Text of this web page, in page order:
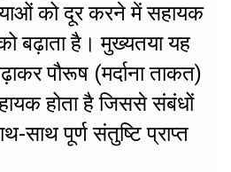
को दूर करने में सहायक
बढ़ाता है। मुख्यतया यह
पौरूष (मर्दाना ताकत)
होता है जिससे संबंधों
साथ पूर्ण संतुष्टि प्राप्त